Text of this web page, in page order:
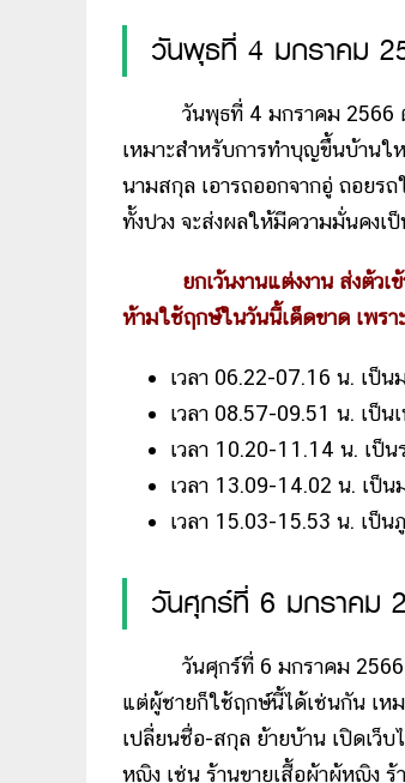
วันพุธที่ 4 มกราคม
วันพุธที่ 4 มกราคม 2566
เหมาะสำหรับการทำบุญขึ้นบ้านใ
นามสกุล เอารถออกจากอู่ ถอยร
ทั้งปวง จะส่งผลให้มีความมั่นคงเ
ยกเว้นงานแต่งงาน ส่งต้ว
ห้ามใช้ฤกษ์ในวันนี้เด็ดขาด เพรา
เวลา 06.22-07.16 น. เป็
เวลา 08.57-09.51 น. เป็น
เวลา 10.20-11.14 น. เป็น
เวลา 13.09-14.02 น. เป็
เวลา 15.03-15.53 น. เป็น
วันศุกร์ที่ 6 มกราคม
วันศุกร์ที่ 6 มกราคม
แต่ผู้ชายก็ใช้ฤกษ์นี้ได้เช่นกัน เห
เปลี่ยนชื่อ-สกุล ย้ายบ้าน เปิดเว็
หญิง เช่น ร้านขายเสื้อผ้าผู้หญิง ร้